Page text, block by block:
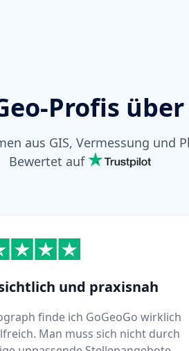
Profis über
aus GIS, Vermessung und
Bewertet auf
und praxisnah
finde ich GoGeoGo wirklich
Man muss sich nicht durch